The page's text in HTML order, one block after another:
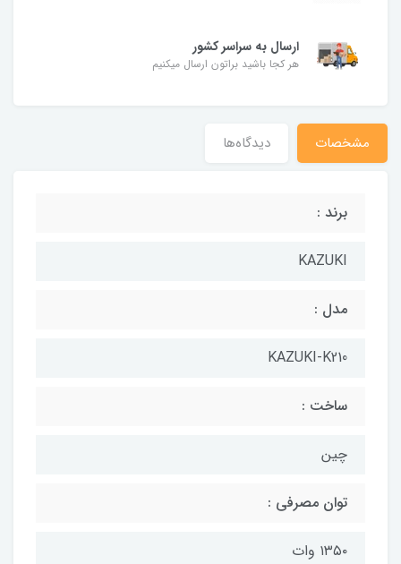
ارسال به سراسر کشور
هر کجا باشید براتون ارسال میکنیم
مشخصات دیدگاه‌ها
برند :
KAZUKI
مدل :
KAZUKI-K210
ساخت :
چین
توان مصرفی :
۱۳۵۰ وات